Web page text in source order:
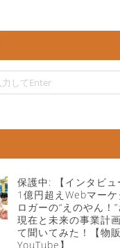
保護中: 【インタビュ
1億円超えWebマー
ロガーの“えのやん！”
現在と未来の事業計
て聞いてみた！【物
YouTube】